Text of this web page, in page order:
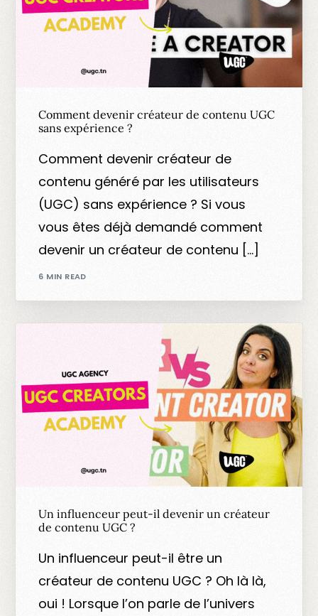
Comment devenir créateur de contenu UGC
sans expérience ?
Comment devenir créateur de
contenu généré par les utilisateurs
(UGC) sans expérience ? Si vous
vous êtes déjà demandé comment
devenir un créateur de contenu […]
6 MIN READ
Un influenceur peut-il devenir un créateur
de contenu UGC ?
Un influenceur peut-il être un
créateur de contenu UGC ? Oh là là,
oui ! Lorsque l’on parle de l’univers